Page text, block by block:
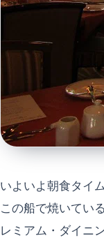
いよいよ朝食タイ
この船で焼いてい
レミアム・ダイニ